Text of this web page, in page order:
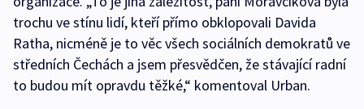
trochu ve stínu lidí, kteří přímo obklopovali Davida
Ratha, nicméně je to věc všech sociálních demokratů ve
středních Čechách a jsem přesvědčen, že stávající radní
to budou mít opravdu těžké,“ komentoval Urban.